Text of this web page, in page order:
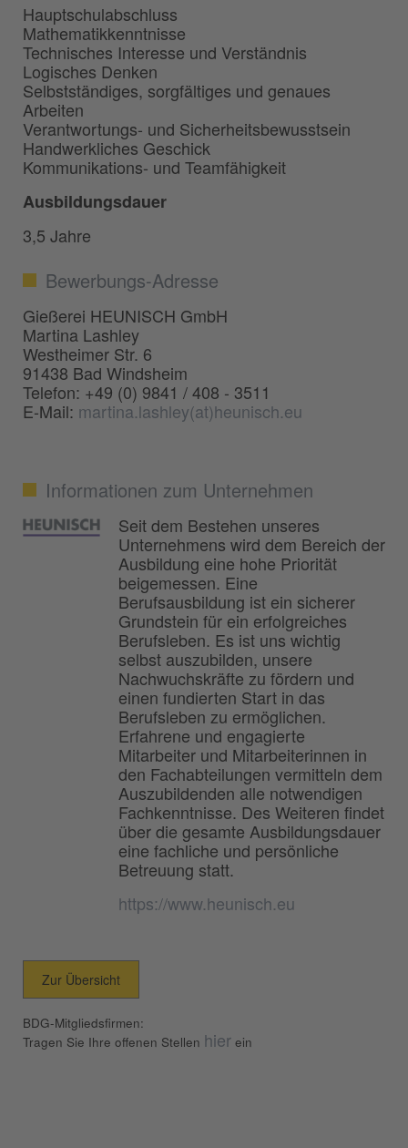
Hauptschulabschluss
Mathematikkenntnisse
Technisches Interesse und Verständnis
Logisches Denken
Selbstständiges, sorgfältiges und genaues
Arbeiten
Verantwortungs- und Sicherheitsbewusstsein
Handwerkliches Geschick
Kommunikations- und Teamfähigkeit
Ausbildungsdauer
3,5 Jahre
Bewerbungs-Adresse
Gießerei HEUNISCH GmbH
Martina Lashley
Westheimer Str. 6
91438 Bad Windsheim
Telefon: +49 (0) 9841 / 408 - 3511
E-Mail: martina.lashley(at)heunisch.eu
Informationen zum Unternehmen
Seit dem Bestehen unseres
Unternehmens wird dem Bereich der
Ausbildung eine hohe Priorität
beigemessen. Eine
Berufsausbildung ist ein sicherer
Grundstein für ein erfolgreiches
Berufsleben. Es ist uns wichtig
selbst auszubilden, unsere
Nachwuchskräfte zu fördern und
einen fundierten Start in das
Berufsleben zu ermöglichen.
Erfahrene und engagierte
Mitarbeiter und Mitarbeiterinnen in
den Fachabteilungen vermitteln dem
Auszubildenden alle notwendigen
Fachkenntnisse. Des Weiteren findet
über die gesamte Ausbildungsdauer
eine fachliche und persönliche
Betreuung statt.
https://www.heunisch.eu
Zur Übersicht
BDG-Mitgliedsfirmen:
Tragen Sie Ihre offenen Stellen hier ein